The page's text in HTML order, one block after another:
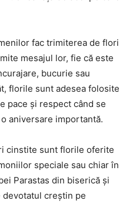
fac trimiterea de flori
mesajul lor, fie că este
bucurie sau
florile sunt adesea folosite
pace și respect când se
aniversare importantă.
cinstite sunt florile oferite
speciale sau chiar în
Parastas din biserică și
creștin pe